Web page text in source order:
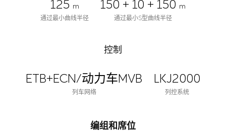
125 m
通过最小曲线半径
150 + 10 + 150 m
通过最小S型曲线半径
控制
ETB+ECN/动力车MVB
列车网络
LKJ2000
列控系统
编组和席位